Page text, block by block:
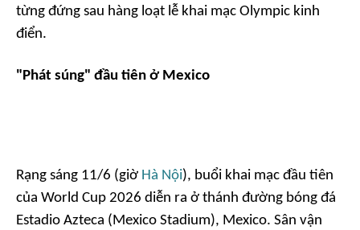
từng đứng sau hàng loạt lễ khai mạc Olympic kinh
điển.
"Phát súng" đầu tiên ở Mexico
Rạng sáng 11/6 (giờ Hà Nội), buổi khai mạc đầu tiên
của World Cup 2026 diễn ra ở thánh đường bóng đá
Estadio Azteca (Mexico Stadium), Mexico. Sân vận